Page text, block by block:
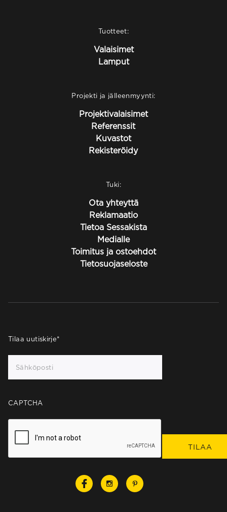
Tuotteet:
Valaisimet
Lamput
Projekti ja jälleenmyynti:
Projektivalaisimet
Referenssit
Kuvastot
Rekisteröidy
Tuki:
Ota yhteyttä
Reklamaatio
Tietoa Sessakista
Medialle
Toimitus ja ostoehdot
Tietosuojaseloste
Tilaa uutiskirje*
CAPTCHA